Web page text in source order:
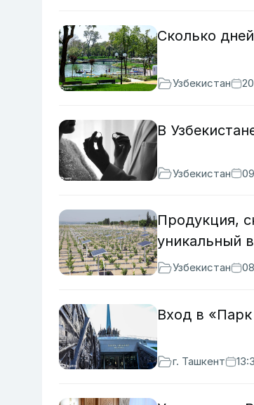
Сколько
Узбекистан
В
Узбекистан
Продукция,
уникальный
Узбекистан
Вход в
г. Ташкент